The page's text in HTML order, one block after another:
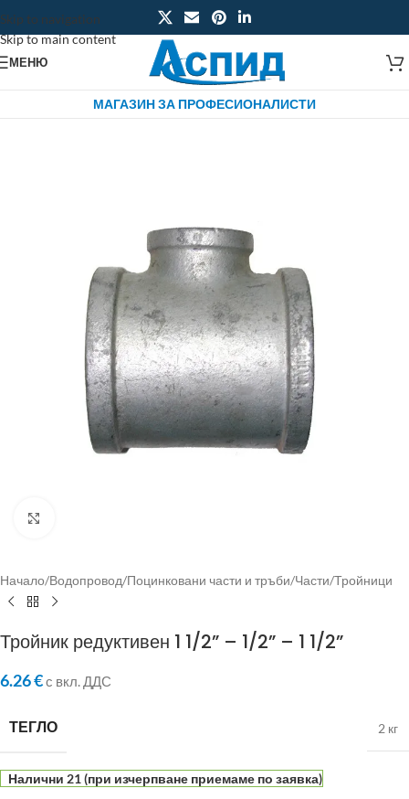
Skip to navigation
Skip to main content
МЕНЮ
МАГАЗИН ЗА ПРОФЕСИОНАЛИСТИ
Начало/Водопровод/Поцинковани части и тръби/Части/Тройници
Тройник редуктивен 1 1/2” – 1/2” – 1 1/2”
6.26€с вкл. ДДС
ТЕГЛО 2 кг
Налични 21 (при изчерпване приемаме по заявка)